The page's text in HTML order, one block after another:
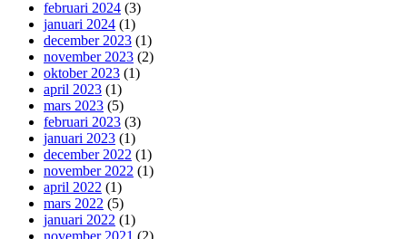
februari 2024 (3)
januari 2024 (1)
december 2023 (1)
november 2023 (2)
oktober 2023 (1)
april 2023 (1)
mars 2023 (5)
februari 2023 (3)
januari 2023 (1)
december 2022 (1)
november 2022 (1)
april 2022 (1)
mars 2022 (5)
januari 2022 (1)
november 2021 (2)